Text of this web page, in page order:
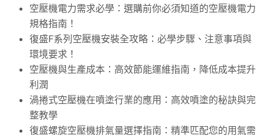
空壓機電力需求必學：選購前你必須知道的空壓機電力
規格指南！
復盛F系列空壓機安裝全攻略：必學步驟、注意事項與
環境要求！
空壓機與生產成本：高效節能運維指南，降低成本提升
利潤
渦捲式空壓機在噴塗行業的應用：高效噴塗的秘訣與完
整教學
復盛螺旋空壓機排氣量選擇指南：精準匹配您的用氣需